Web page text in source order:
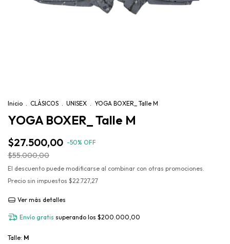
Inicio . CLÁSICOS . UNISEX . YOGA BOXER_ Talle M
YOGA BOXER_ Talle M
$27.500,00 -50% OFF
$55.000,00
El descuento puede modificarse al combinar con otras promociones.
Precio sin impuestos $22.727,27
Ver más detalles
Envío gratis superando los $200.000,00
Talle: M